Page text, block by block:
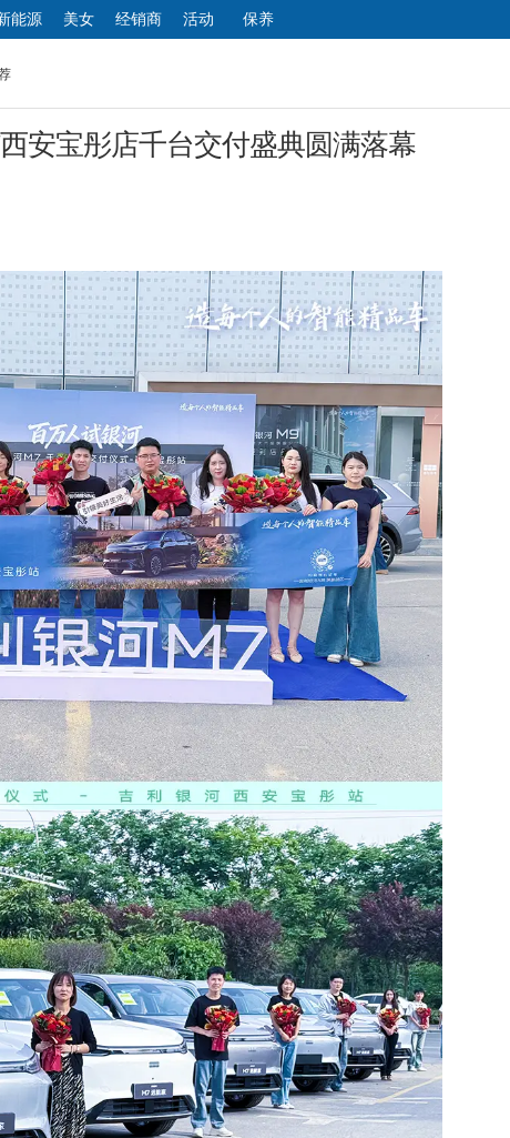
能源 美女 经销商 活动 保养
安宝彤店千台交付盛典圆满落幕